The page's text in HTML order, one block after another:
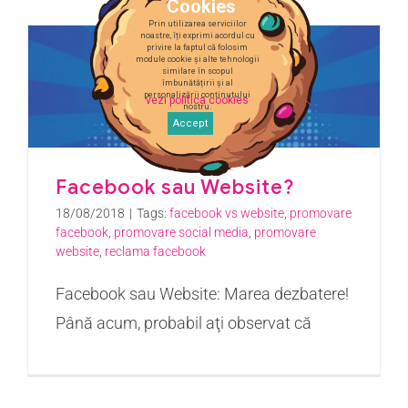
Facebook sau Website?
18/08/2018 | Tags: facebook vs website promovare
facebook promovare social media promovare
website reclama facebook
Facebook sau Website: Marea dezbatere!
Până acum, probabil aţi observat că
Cookies
Prin utilizarea serviciilor
noastre, îți exprimi acordul cu
privire la faptul că folosim
module cookie și alte tehnologii
similare în scopul
îmbunătățirii și al
personalizării conținutului
nostru.
vezi politica cookies
Accept